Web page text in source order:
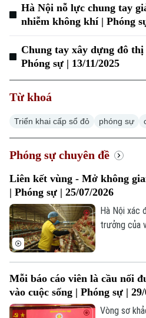
Xu hướng
Hà Nội nỗ lực chung tay
nhiễm không khí | Phóng
Chung tay xây dựng đô
Phóng sự | 13/11/2025
Từ khoá
Triển khai cấp sổ đỏ phóng sự
Phóng sự chuyên đề
Liên kết vùng - Mở không
| Phóng sự | 25/07/2026
Hà Nội xác
trưởng của
đại.
Mỗi báo cáo viên là cầu nối
vào cuộc sống | Phóng sự |
Vòng sơ